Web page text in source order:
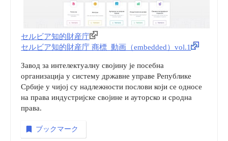
セルビア知的財産庁
セルビア知的財産庁 商標_動画（embedded）vol.1
Завод за интелектуалну својину је посебна
организација у систему државне управе Републике
Србије у чијој су надлежности послови који се односе
на права индустријске својине и ауторско и сродна
права.
ブックマーク